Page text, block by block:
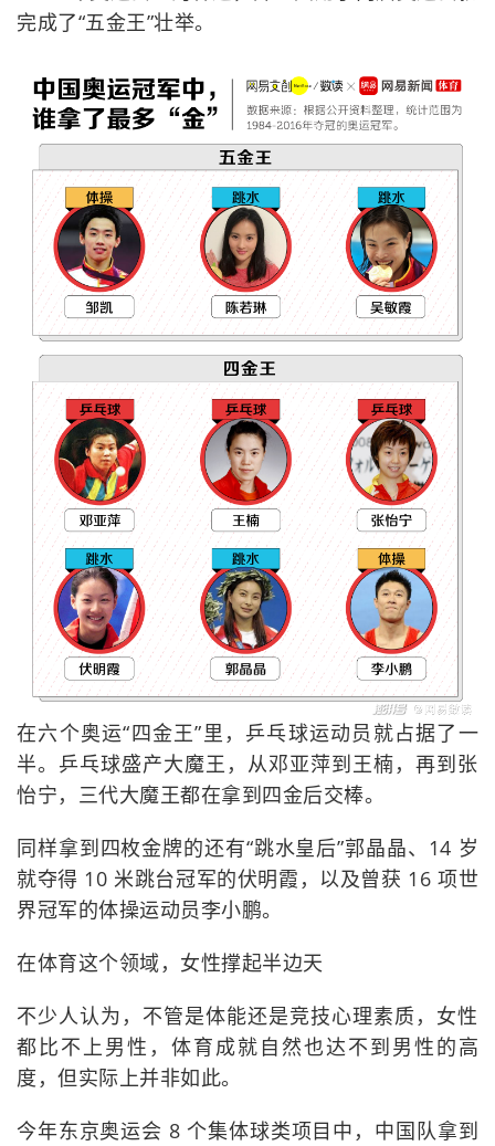
完成了“五金王”壮举。
在六个奥运“四金王”里，乒乓球运动员就占据了一
半。乒乓球盛产大魔王，从邓亚萍到王楠，再到张
怡宁，三代大魔王都在拿到四金后交棒。
同样拿到四枚金牌的还有“跳水皇后”郭晶晶、14 岁
就夺得 10 米跳台冠军的伏明霞，以及曾获 16 项世
界冠军的体操运动员李小鹏。
在体育这个领域，女性撑起半边天
不少人认为，不管是体能还是竞技心理素质，女性
都比不上男性，体育成就自然也达不到男性的高
度，但实际上并非如此。
今年东京奥运会 8 个集体球类项目中，中国队拿到